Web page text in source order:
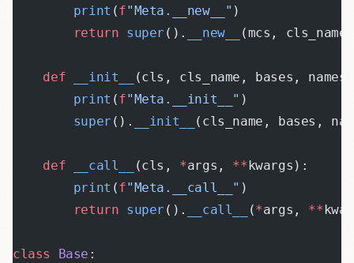
        print
(f"Meta.__new__" )
        return
super (). __new__ (mcs,
    def
__init__
(cls, cls_name, bases,
        print
(f"Meta.__init__" )
        super
(). __init__ (cls_name, bases,
    def
__call__ (cls, *args, ** kwargs):
        print
(f"Meta.__call__" )
        return
super (). __call__ (*args, **
class Base :